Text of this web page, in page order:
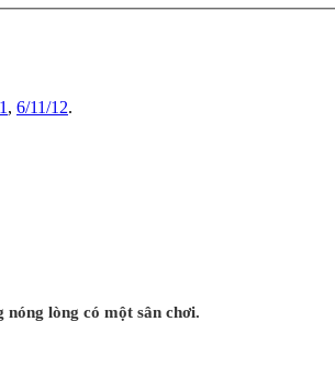
, 6/11/12.
lòng có một sân chơi.